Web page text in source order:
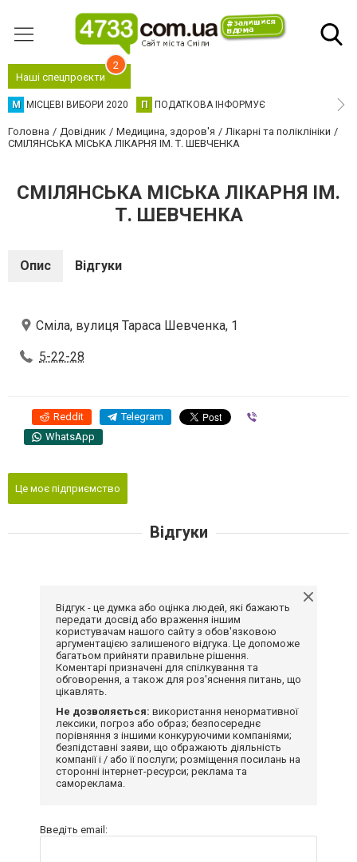
Наші спецпроєкти
2
М МІСЦЕВІ ВИБОРИ 2020 П ПОДАТКОВА ІНФОРМУЄ
Головна Довідник Медицина, здоров'я
Лікарні та поліклініки
СМІЛЯНСЬКА МІСЬКА ЛІКАРНЯ ІМ. Т. ШЕВЧЕНКА
СМІЛЯНСЬКА МІСЬКА ЛІКАРНЯ ІМ.
Т. ШЕВЧЕНКА
Опис Відгуки
Сміла, вулиця Тараса Шевченка, 1
5-22-28
Reddit Telegram
WhatsApp
Це моє підприємство
Відгуки
Відгук - це думка або оцінка людей, які бажають
передати досвід або враження іншим
користувачам нашого сайту з обов'язковою
аргументацією залишеного відгука. Це допоможе
багатьом прийняти правильне рішення.
Коментарі призначені для спілкування та
обговорення, а також для роз'яснення питань, що
цікавлять.
Не дозволяється: використання ненормативної
лексики, погроз або образ; безпосереднє
порівняння з іншими конкуруючими компаніями;
безпідставні заяви, що ображають діяльність
компанії і / або її послуги; розміщення посилань на
сторонні інтернет-ресурси; реклама та
самореклама.
Введіть email: